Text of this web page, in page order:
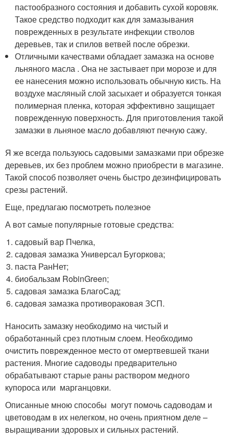
пастообразного состояния и добавить сухой коровяк.
Такое средство подходит как для замазывания
поврежденных в результате инфекции стволов
деревьев, так и спилов ветвей после обрезки.
Отличными качествами обладает замазка на основе
льняного масла . Она не застывает при морозе и для
ее нанесения можно использовать обычную кисть. На
воздухе масляный слой засыхает и образуется тонкая
полимерная пленка, которая эффективно защищает
поврежденную поверхность. Для приготовления такой
замазки в льняное масло добавляют печную сажу.
Я же всегда пользуюсь садовыми замазками при обрезке
деревьев, их без проблем можно приобрести в магазине.
Такой способ позволяет очень быстро дезинфицировать
срезы растений.
Еще, предлагаю посмотреть полезное
А вот самые популярные готовые средства:
садовый вар Пчелка,
садовая замазка Универсал Бугоркова;
паста РанНет;
биобальзам RobinGreen;
садовая замазка БлагоСад;
садовая замазка противораковая ЗСП.
Наносить замазку необходимо на чистый и
обработанный срез плотным слоем. Необходимо
очистить поврежденное место от омертвевшей ткани
растения. Многие садоводы предварительно
обрабатывают старые раны раствором медного
купороса или марганцовки.
Описанные мною способы могут помочь садоводам и
цветоводам в их нелегком, но очень приятном деле –
выращивании здоровых и сильных растений.